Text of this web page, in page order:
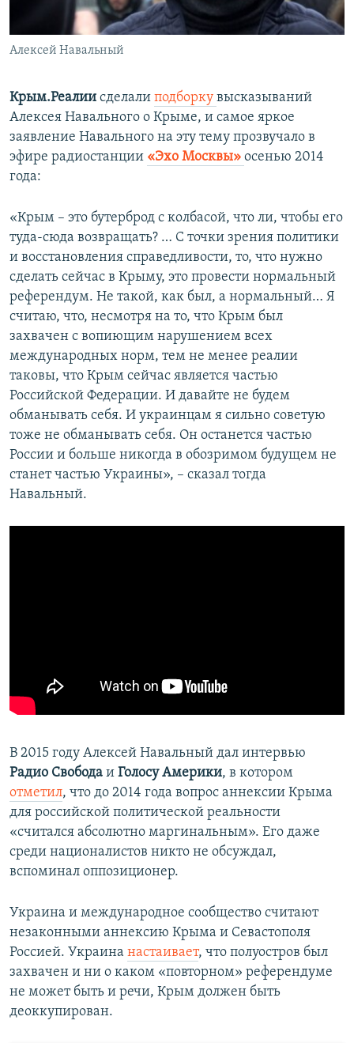
Алексей Навальный
Крым.Реалии сделали подборку высказываний
Алексея Навального о Крыме, и самое яркое
заявление Навального на эту тему прозвучало в
эфире радиостанции «Эхо Москвы» осенью 2014
года:
«Крым – это бутерброд с колбасой, что ли, чтобы его
туда-сюда возвращать? … С точки зрения политики
и восстановления справедливости, то, что нужно
сделать сейчас в Крыму, это провести нормальный
референдум. Не такой, как был, а нормальный… Я
считаю, что, несмотря на то, что Крым был
захвачен с вопиющим нарушением всех
международных норм, тем не менее реалии
таковы, что Крым сейчас является частью
Российской Федерации. И давайте не будем
обманывать себя. И украинцам я сильно советую
тоже не обманывать себя. Он останется частью
России и больше никогда в обозримом будущем не
станет частью Украины», – сказал тогда
Навальный.
В 2015 году Алексей Навальный дал интервью
Радио Свобода и Голосу Америки, в котором
отметил, что до 2014 года вопрос аннексии Крыма
для российской политической реальности
«считался абсолютно маргинальным». Его даже
среди националистов никто не обсуждал,
вспоминал оппозиционер.
Украина и международное сообщество считают
незаконными аннексию Крыма и Севастополя
Россией. Украина настаивает, что полуостров был
захвачен и ни о каком «повторном» референдуме
не может быть и речи, Крым должен быть
деоккупирован.